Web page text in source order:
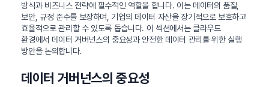
방식과 비즈니스 전략에 필수적인 역할을 합니다. 이는 데이터의 품질,
보안, 규정 준수를 보장하며, 기업의 데이터 자산을 장기적으로 보호하고
효율적으로 관리할 수 있도록 돕습니다. 이 섹션에서는 클라우드
환경에서 데이터 거버넌스의 중요성과 안전한 데이터 관리를 위한 실행
방안을 논의합니다.
데이터 거버넌스의 중요성